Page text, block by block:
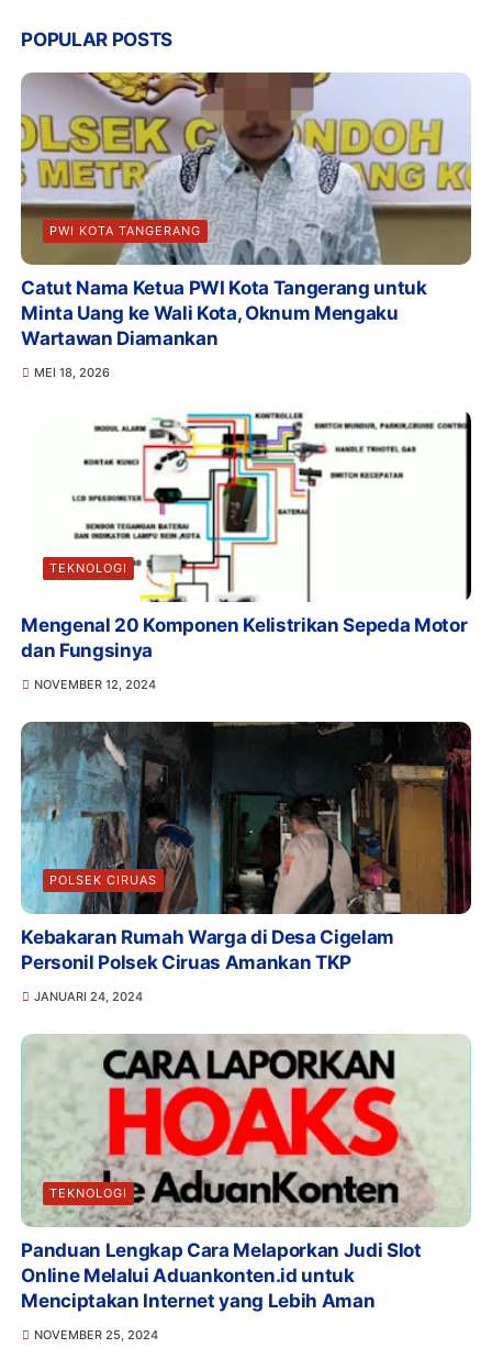
POPULAR POSTS
PWI KOTA TANGERANG
Catut Nama Ketua PWI Kota Tangerang untuk
Minta Uang ke Wali Kota, Oknum Mengaku
Wartawan Diamankan
MEI 18, 2026
TEKNOLOGI
Mengenal 20 Komponen Kelistrikan Sepeda Motor
dan Fungsinya
NOVEMBER 12, 2024
POLSEK CIRUAS
Kebakaran Rumah Warga di Desa Cigelam
Personil Polsek Ciruas Amankan TKP
JANUARI 24, 2024
TEKNOLOGI
Panduan Lengkap Cara Melaporkan Judi Slot
Online Melalui Aduankonten.id untuk
Menciptakan Internet yang Lebih Aman
NOVEMBER 25, 2024